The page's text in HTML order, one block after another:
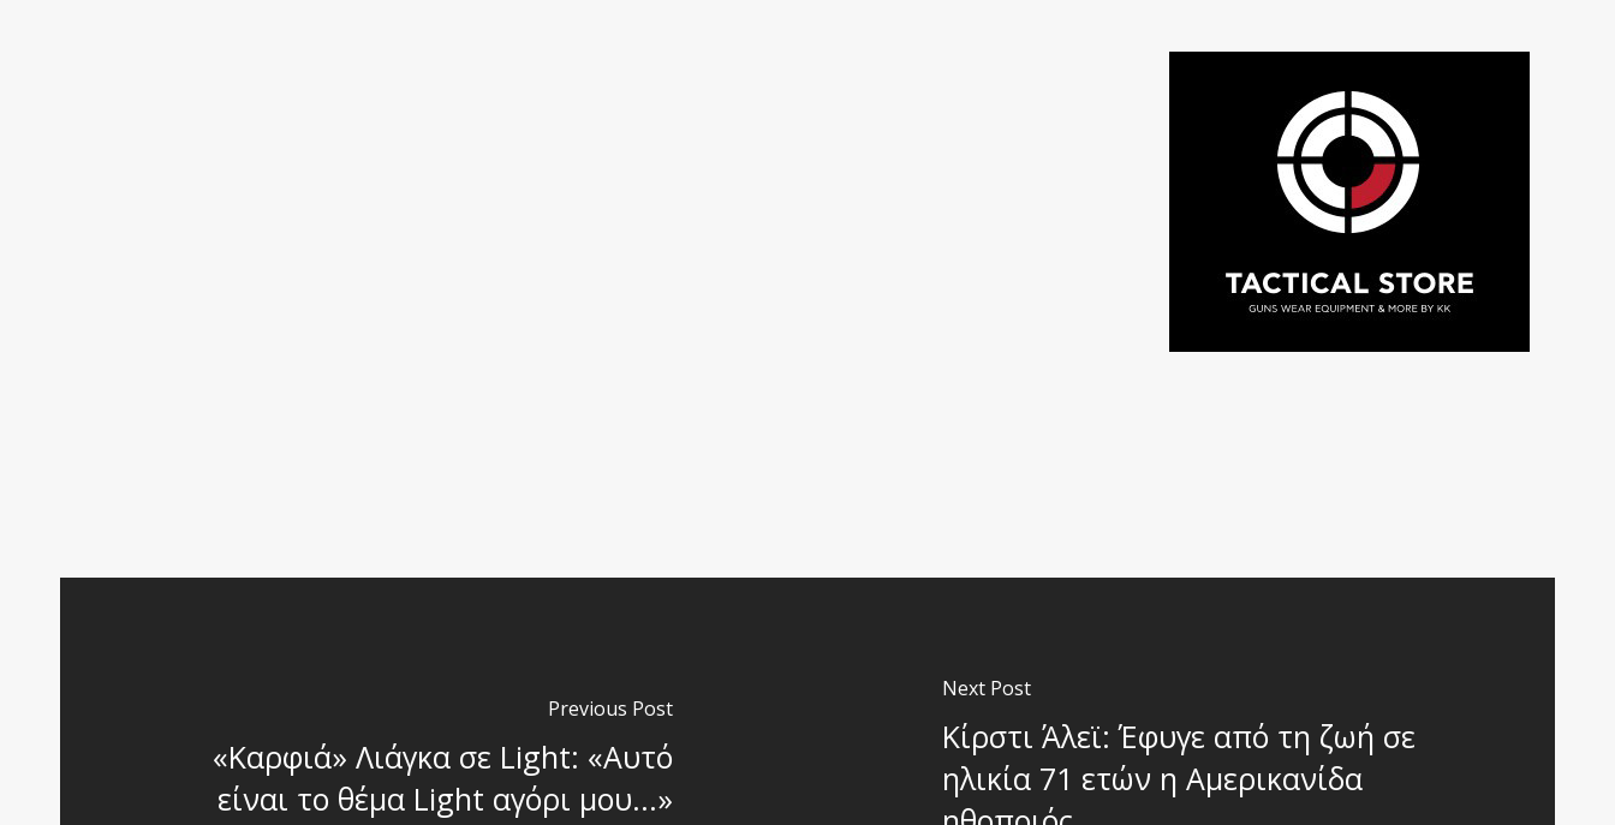
Previous Post
«Καρφιά» Λιάγκα σε Light: «Αυτό
είναι το θέμα Light αγόρι μου...»
Next Post
Κίρστι Άλεϊ: Έφυγε από τη ζωή σε
ηλικία 71 ετών η Αμερικανίδα